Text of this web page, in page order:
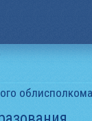
облисполкома